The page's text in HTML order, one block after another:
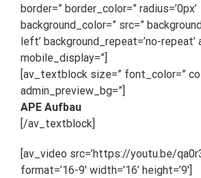
border=” border_color=” radius=’0px’
background_color=” src=”
left’ background_repeat=’no-repeat’
mobile_display=”]
[av_textblock size=” font_color=”
admin_preview_bg=”]
APE Aufbau
[/av_textblock]
[av_video src=’https://youtu.be/
format=’16-9′ width=’16’ height=’9′]